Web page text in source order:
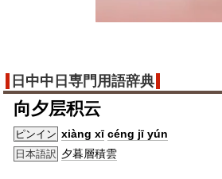
日中中日専門用語辞典
向夕层积云
ピンイン xiàng xī céng jī yún
日本語訳 夕暮層積雲